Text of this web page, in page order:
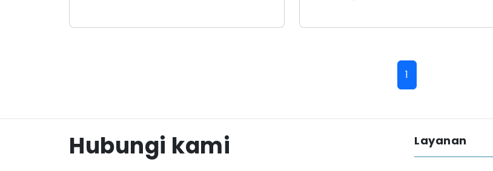
1
Hubungi kami Layanan